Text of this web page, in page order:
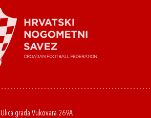
Ulica grada Vukovara 269A